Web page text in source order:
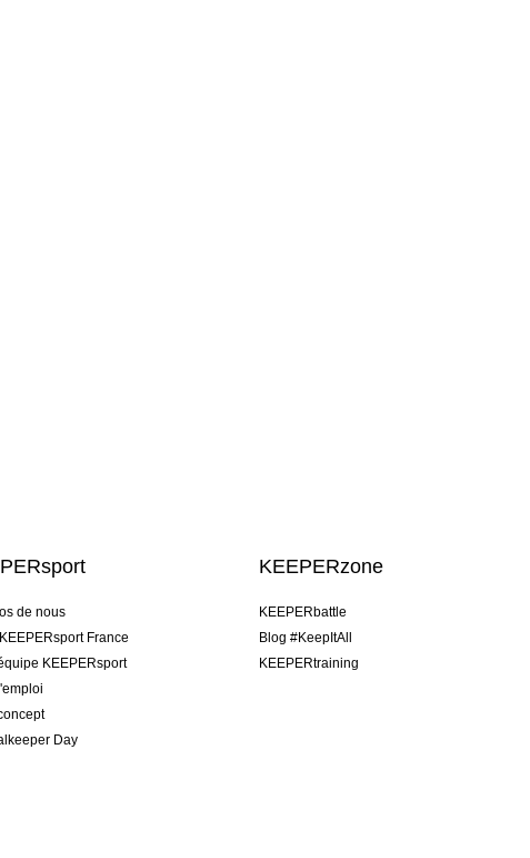
de nous
France
KEEPERsport
Day
KEEPERzone
KEEPERbattle
Blog #KeepItAll
KEEPERtraining